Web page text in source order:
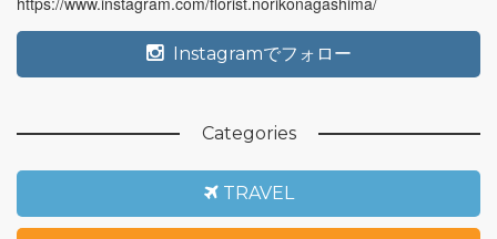
Instagramでフォロー
Categories
TRAVEL